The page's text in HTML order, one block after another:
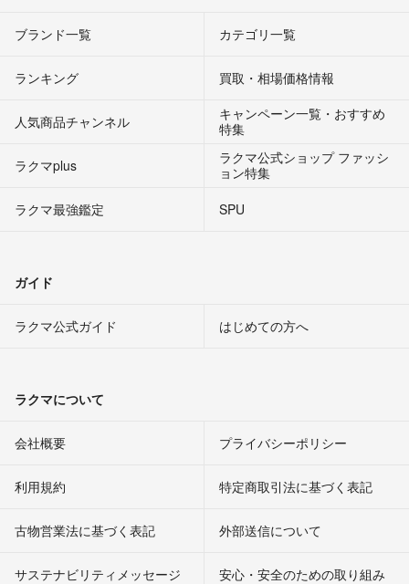
ブランド一覧 カテゴリ一覧
ランキング 買取・相場価格情報
人気商品チャンネル
キャンペーン一覧・おすすめ
特集
ラクマplus
ラクマ公式ショップ ファッシ
ョン特集
ラクマ最強鑑定
SPU
ガイド
ラクマ公式ガイド はじめての方へ
ラクマについて
会社概要 プライバシーポリシー
利用規約 特定商取引法に基づく表記
古物営業法に基づく表記 外部送信について
サステナビリティメッセージ 安心・安全のための取り組み